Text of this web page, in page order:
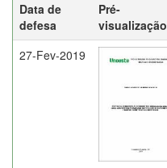
Data de
defesa
Pré-
visualização
27-Fev-2019